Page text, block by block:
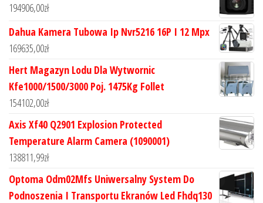
194906,00zł
Dahua Kamera Tubowa Ip Nvr5216 16P I 12 Mpx
169635,00zł
Hert Magazyn Lodu Dla Wytwornic
Kfe1000/1500/3000 Poj. 1475Kg Follet
154102,00zł
Axis Xf40 Q2901 Explosion Protected
Temperature Alarm Camera (1090001)
138811,99zł
Optoma Odm02Mfs Uniwersalny System Do
Podnoszenia I Transportu Ekranów Led Fhdq130